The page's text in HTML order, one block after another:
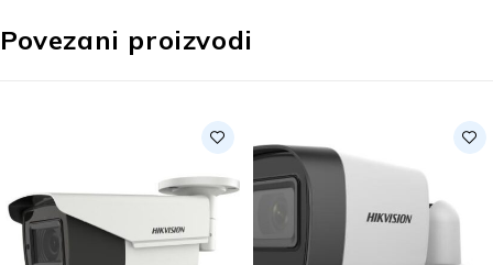
Povezani proizvodi